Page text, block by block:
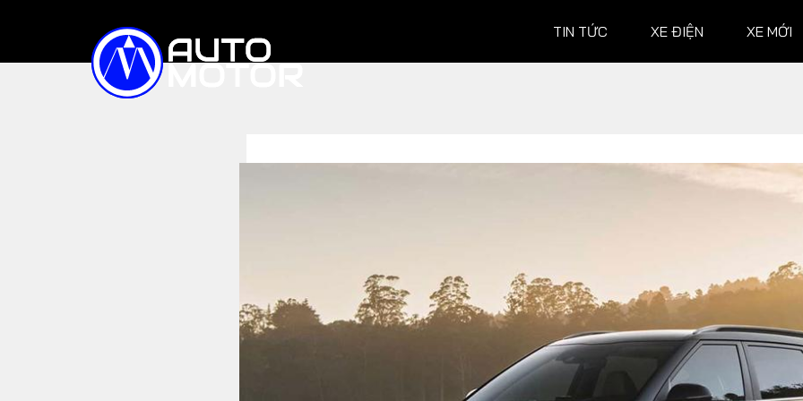
TIN TỨC XE ĐIỆN XE MỚI
Hành trình
SO SÁNH XE TƯ VẤN
Mẹo vặt
ĐUA XE
MotoGP